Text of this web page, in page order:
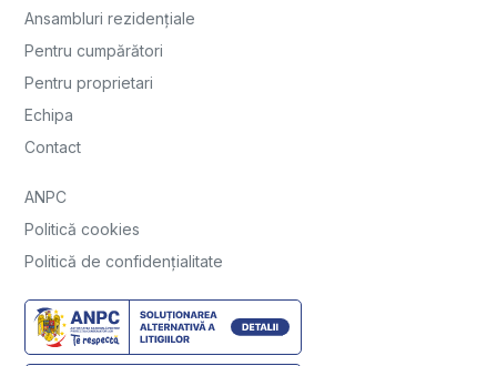
Ansambluri rezidențiale
Pentru cumpărători
Pentru proprietari
Echipa
Contact
ANPC
Politică cookies
Politică de confidențialitate